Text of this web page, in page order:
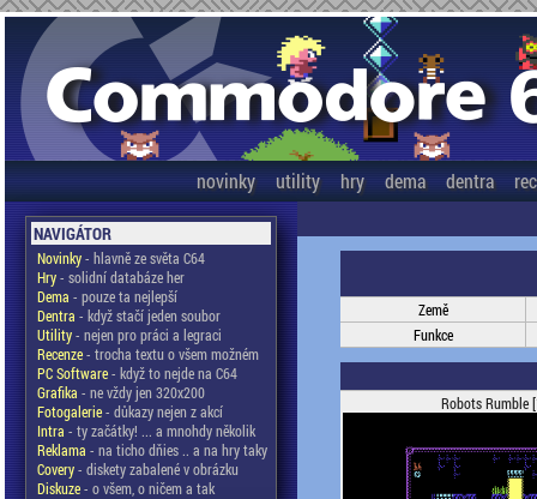
novinky utility hry dema dentra
NAVIGÁTOR
Novinky- hlavně ze světa C64
Hry- solidní databáze her
Dema - pouze ta nejlepší
Dentra - když stačí jeden soubor
Utility- nejen pro práci a legraci
Recenze- trocha textu o všem možném
PC Software- když to nejde na C64
Grafika - ne vždy jen 320x200
Fotogalerie- důkazy nejen z akcí
Intra - ty začátky! ... a mnohdy několik
Reklama - na ticho dňies .. a na hry taky
Covery- diskety zabalené v obrázku
Diskuze- o všem, o ničem a tak
Země
Funkce
Robots Rumble